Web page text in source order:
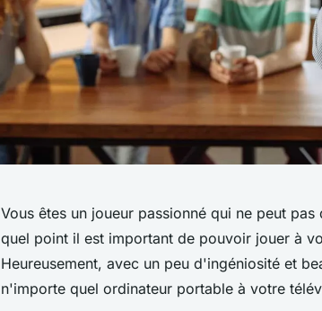
Vous êtes un joueur passionné qui ne peut
quel point il est important de pouvoir jouer à
Heureusement, avec un peu d'ingéniosité et
n'importe quel ordinateur portable à votre